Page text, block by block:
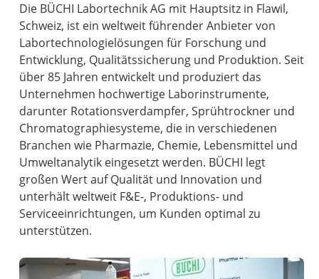
Die BÜCHI Labortechnik AG mit Hauptsitz in Flawil,
Schweiz, ist ein weltweit führender Anbieter von
Labortechnologielösungen für Forschung und
Entwicklung, Qualitätssicherung und Produktion. Seit
über 85 Jahren entwickelt und produziert das
Unternehmen hochwertige Laborinstrumente,
darunter Rotationsverdampfer, Sprühtrockner und
Chromatographiesysteme, die in verschiedenen
Branchen wie Pharmazie, Chemie, Lebensmittel und
Umweltanalytik eingesetzt werden. BÜCHI legt
großen Wert auf Qualität und Innovation und
unterhält weltweit F&E-, Produktions- und
Serviceeinrichtungen, um Kunden optimal zu
unterstützen.